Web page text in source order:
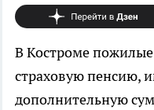
В Костроме
страховую пенсию,
дополнительную